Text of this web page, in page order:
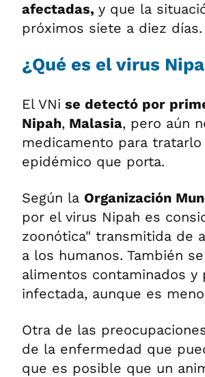
afectadas, y que la
próximos siete a diez días.
¿Qué es el virus
El VNi se detectó por
Nipah, Malasia, pero aún
medicamento para
epidémico que porta.
Según la Organización
por el virus Nipah es
zoonótica" transmitida de
a los humanos. También
alimentos contaminados
infectada, aunque es
Otra de las
de la enfermedad que
que es posible que un